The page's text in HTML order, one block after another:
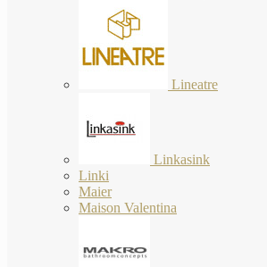
Lineatre
Linkasink
Linki
Maier
Maison Valentina